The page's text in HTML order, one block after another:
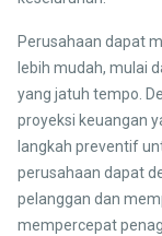
Perusahaan dapat
lebih mudah, mulai
yang jatuh tempo.
proyeksi keuangan
langkah preventif
perusahaan dapat
pelanggan dan
mempercepat